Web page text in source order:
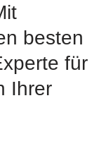
besten
für
Ihrer